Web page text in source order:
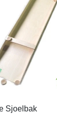
Sjoelbak